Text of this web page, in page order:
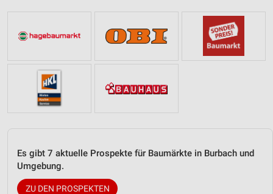
Es gibt 7 aktuelle Prospekte für Baumärkte in Burbach und
Umgebung.
ZU DEN PROSPEKTEN